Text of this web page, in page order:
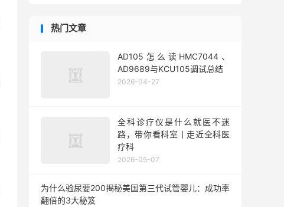
热门文章
AD105怎么读HMC7044、
AD9689与KCU105调试总结
2026-04-27
全科诊疗仪是什么就医不迷
路，带你看科室丨走近全科医
疗科
2026-05-07
为什么验尿要200揭秘美国第三代试管婴儿：成功率
翻倍的3大秘笈